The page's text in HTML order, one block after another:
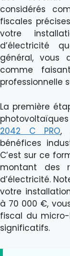
considérés
fiscales
votre
d’électricité
général, vous
comme
professionnelle
La première
2042 C PRO,
bénéfices
C’est sur ce
montant des
d’électricité.
votre
à 70 000 €,
fiscal du
significatifs.